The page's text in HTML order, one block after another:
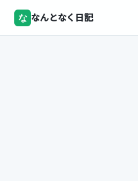
な なんとなく日記